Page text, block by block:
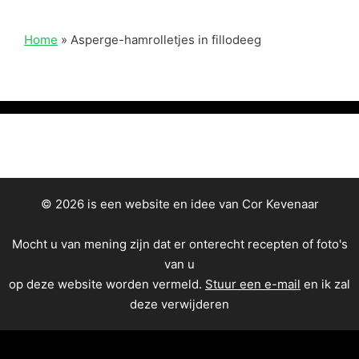
Home » Asperge-hamrolletjes in fillodeeg
© 2026 is een website en idee van Cor Kevenaar
Mocht u van mening zijn dat er onterecht recepten of foto's
van u
op deze website worden vermeld. Stuur een e-mail en ik zal
deze verwijderen